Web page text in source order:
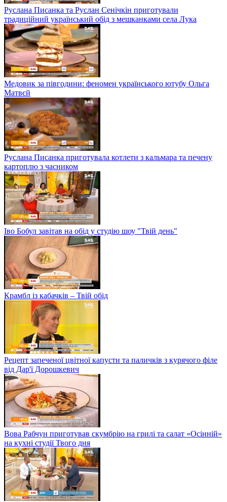
Руслана Писанка та Руслан Сенічкін приготували
традиційний український обід з мешканками села Лука
Медовик за півгодини: феномен українського ютубу Ольга
Матвєй
Руслана Писанка приготувала котлети з кальмара та печену
картоплю з часником
Іво Бобул завітав на обід у студію шоу "Твій день"
Крамбл із кабачків – Твій обід
Рецепт запеченої цвітної капусти та паличків з курячого філе
від Дар'ї Дорошкевич
Вова Рабчун приготував скумбрію на грилі та салат «Осінній»
на кухні студії Твого дня